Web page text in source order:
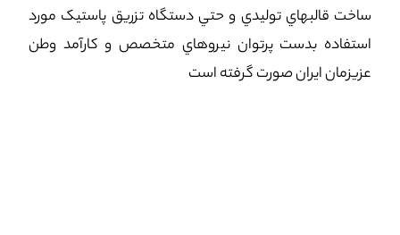
ساخت قالبهاي توليدي و حتي دستگاه تزريق پاستيک مورد
استفاده بدست پرتوان نيروهاي متخصص و کارآمد وطن
عزيزمان ايران صورت گرفته است